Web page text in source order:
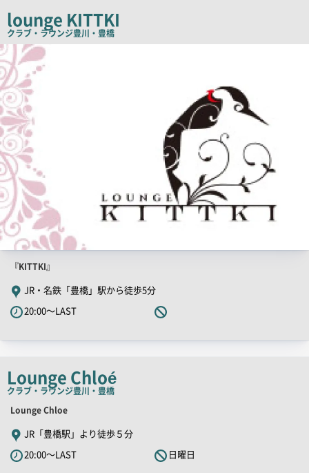
ピ
ー
lounge KITTKI
クラブ・ラウンジ豊川・豊橋
店
舗
PR
画
像
店
舗
PR
キ
コ
ピ
ー
『KITTKI』
JR・名鉄「豊橋」駅から徒歩5分
20:00～LAST
Lounge Chloé
クラブ・ラウンジ豊川・豊橋
店
舗
PR
キ
Lounge Chloe
JR「豊橋駅」より徒歩５分
20:00～LAST
日曜日